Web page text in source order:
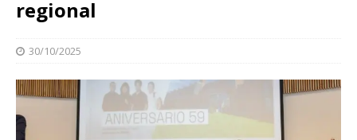
regional
30/10/2025